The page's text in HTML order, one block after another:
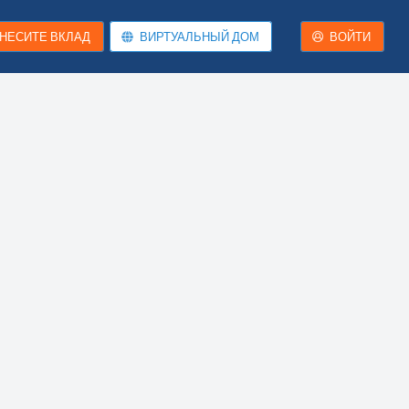
ВКЛАД ВИРТУАЛЬНЫЙ ДОМ ВОЙТИ